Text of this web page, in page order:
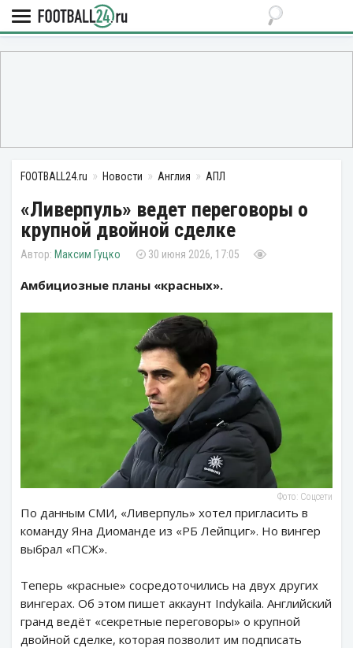
FOOTBALL24.ru Новости Англия АПЛ
«Ливерпуль» ведет переговоры о
крупной двойной сделке
Максим Гуцко 30 июня 2026, 17:05
Амбициозные планы «красных».
Фото: Соцсети
По данным СМИ, «Ливерпуль» хотел пригласить в
команду Яна Диоманде из «РБ Лейпциг». Но вингер
выбрал «ПСЖ».
Теперь «красные» сосредоточились на двух других
вингерах. Об этом пишет аккаунт Indykaila. Английский
гранд ведёт «секретные переговоры» о крупной
двойной сделке, которая позволит им подписать